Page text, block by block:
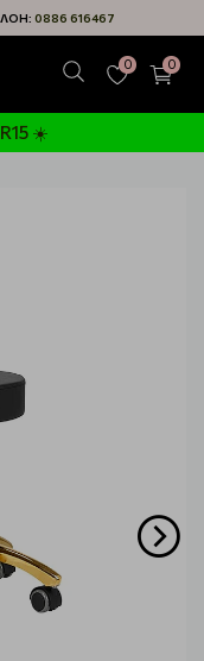
0886 616467
0 0
☀️